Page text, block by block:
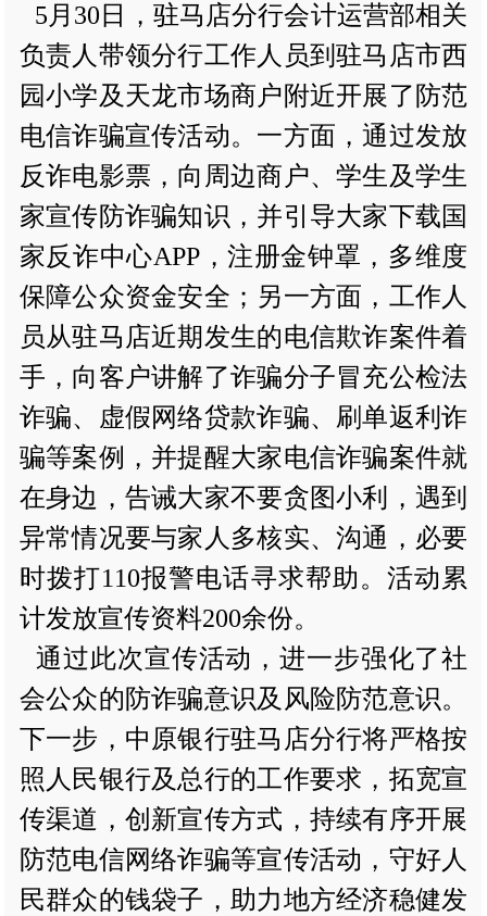
5月30日，驻马店分行会计运营部相关
负责人带领分行工作人员到驻马店市西
园小学及天龙市场商户附近开展了防范
电信诈骗宣传活动。一方面，通过发放
反诈电影票，向周边商户、学生及学生
家宣传防诈骗知识，并引导大家下载国
家反诈中心APP，注册金钟罩，多维度
保障公众资金安全；另一方面，工作人
员从驻马店近期发生的电信欺诈案件着
手，向客户讲解了诈骗分子冒充公检法
诈骗、虚假网络贷款诈骗、刷单返利诈
骗等案例，并提醒大家电信诈骗案件就
在身边，告诫大家不要贪图小利，遇到
异常情况要与家人多核实、沟通，必要
时拨打110报警电话寻求帮助。活动累
计发放宣传资料200余份。
通过此次宣传活动，进一步强化了社
会公众的防诈骗意识及风险防范意识。
下一步，中原银行驻马店分行将严格按
照人民银行及总行的工作要求，拓宽宣
传渠道，创新宣传方式，持续有序开展
防范电信网络诈骗等宣传活动，守好人
民群众的钱袋子，助力地方经济稳健发